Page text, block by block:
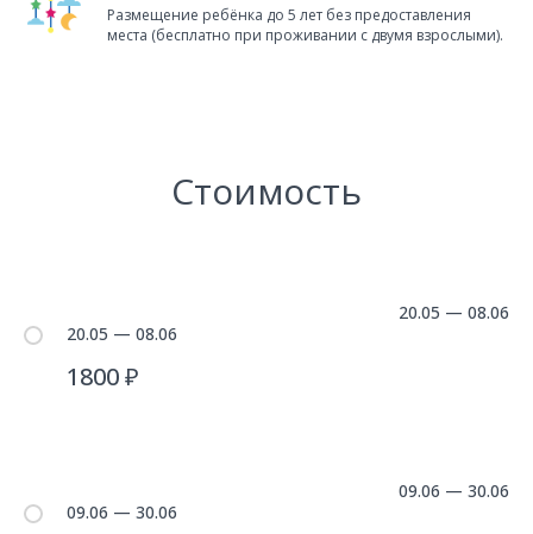
Размещение ребёнка до 5 лет без предоставления
места (бесплатно при проживании с двумя взрослыми).
Стоимость
20.05 — 08.06
20.05 — 08.06
1800 ₽
09.06 — 30.06
09.06 — 30.06